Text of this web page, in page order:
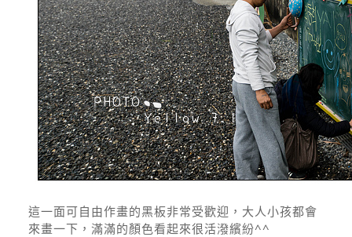
這一面可自由作畫的黑板非常受歡迎，大人小孩都會
來畫一下，滿滿的顏色看起來很活潑繽紛^^